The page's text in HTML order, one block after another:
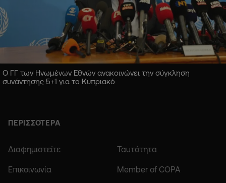
Ο ΓΓ των Ηνωμένων Εθνών ανακοινώνει την σύγκληση
συνάντησης 5+1 για το Κυπριακό
ΠΕΡΙΣΣΟΤΕΡΑ
Διαφημιστείτε Ταυτότητα
Επικοινωνία Member of COPA